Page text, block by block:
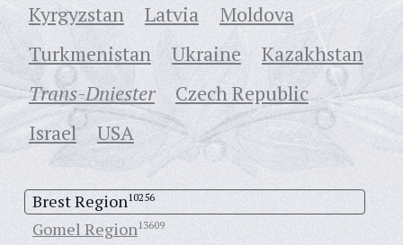
Kyrgyzstan
Latvia
Moldova
Turkmenistan
Ukraine
Кazakhstan
Trans-Dniester
Czech Republic
Israel
USA
Brest Region10256
Gomel Region13609